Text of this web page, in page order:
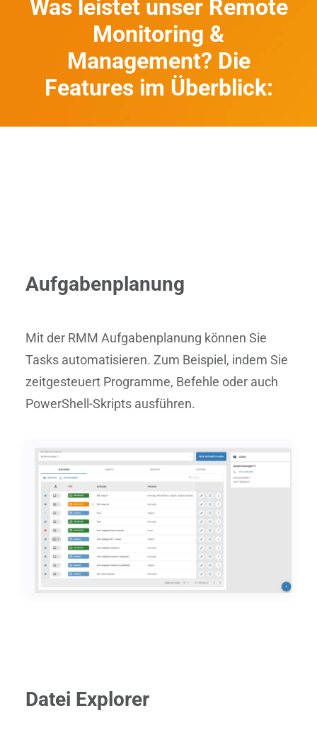
Was leistet unser Remote
Monitoring &
Management? Die
Features im Überblick:
Aufgabenplanung
Mit der RMM Aufgabenplanung können Sie
Tasks automatisieren. Zum Beispiel, indem Sie
zeitgesteuert Programme, Befehle oder auch
PowerShell-Skripts ausführen.
Datei Explorer